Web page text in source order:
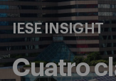
IESE INSIGHT
Cuatro